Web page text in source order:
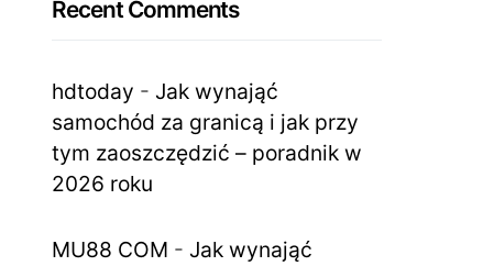
Recent Comments
hdtoday - Jak wynająć
samochód za granicą i jak przy
tym zaoszczędzić – poradnik w
2026 roku
MU88 COM - Jak wynająć